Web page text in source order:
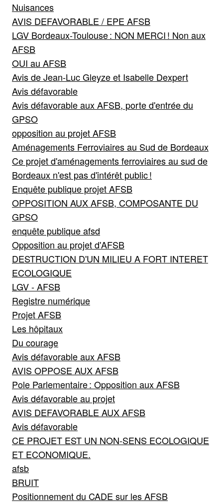
Nuisances
AVIS DEFAVORABLE / EPE AFSB
LGV Bordeaux-Toulouse : NON MERCI ! Non aux
AFSB
OUI au AFSB
Avis de Jean-Luc Gleyze et Isabelle Dexpert
Avis défavorable
Avis défavorable aux AFSB, porte d'entrée du
GPSO
opposition au projet AFSB
Aménagements Ferroviaires au Sud de Bordeaux
Ce projet d'aménagements ferroviaires au sud de
Bordeaux n'est pas d'intérêt public !
Enquête publique projet AFSB
OPPOSITION AUX AFSB, COMPOSANTE DU
GPSO
enquête publique afsd
Opposition au projet d'AFSB
DESTRUCTION D'UN MILIEU A FORT INTERET
ECOLOGIQUE
LGV - AFSB
Registre numérique
Projet AFSB
Les hôpitaux
Du courage
Avis défavorable aux AFSB
AVIS OPPOSE AUX AFSB
Pole Parlementaire : Opposition aux AFSB
Avis défavorable au projet
AVIS DEFAVORABLE AUX AFSB
Avis défavorable
CE PROJET EST UN NON-SENS ECOLOGIQUE
ET ECONOMIQUE.
afsb
BRUIT
Positionnement du CADE sur les AFSB